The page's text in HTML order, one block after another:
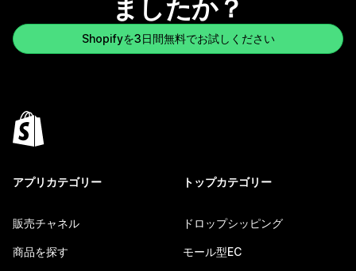
ましたか？
Shopifyを3日間無料でお試しください
アプリカテゴリー
販売チャネル
商品を探す
トップカテゴリー
ドロップシッピング
モール型EC